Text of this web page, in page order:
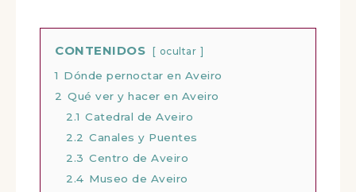
CONTENIDOS ocultar
1 Dónde pernoctar en Aveiro
2 Qué ver y hacer en Aveiro
2.1 Catedral de Aveiro
2.2 Canales y Puentes
2.3 Centro de Aveiro
2.4 Museo de Aveiro